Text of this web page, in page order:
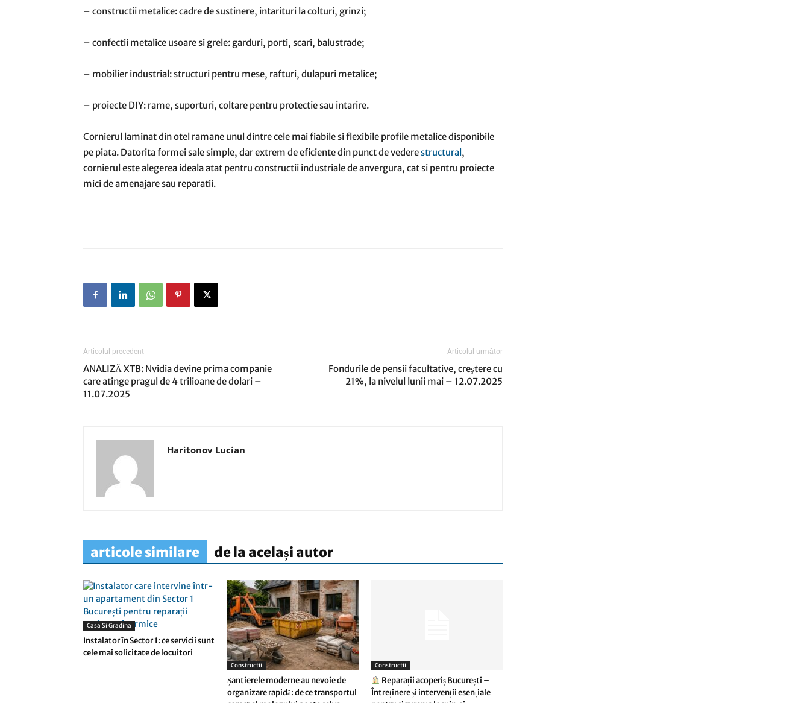
– constructii metalice: cadre de sustinere, intarituri la colturi, grinzi;
– confectii metalice usoare si grele: garduri, porti, scari, balustrade;
– mobilier industrial: structuri pentru mese, rafturi, dulapuri metalice;
– proiecte DIY: rame, suporturi, coltare pentru protectie sau intarire.
Cornierul laminat din otel ramane unul dintre cele mai fiabile si flexibile profile metalice disponibile
pe piata. Datorita formei sale simple, dar extrem de eficiente din punct de vederestructural,
cornierul este alegerea ideala atat pentru constructii industriale de anvergura, cat si pentru proiecte
mici de amenajare sau reparatii.
Articolul precedent
ANALIZĂ XTB: Nvidia devine prima companie
care atinge pragul de 4 trilioane de dolari –
11.07.2025
Articolul următor
Fondurile de pensii facultative, creştere cu
21%, la nivelul lunii mai – 12.07.2025
Haritonov Lucian
articole similare de la același autor
Casa Si Gradina
Instalator în Sector 1: ce servicii sunt
cele mai solicitate de locuitori
Constructii
Șantierele moderne au nevoie de
organizare rapidă: de ce transportul
Constructii
Reparații acoperiș București –
Întreținere și intervenții esențiale